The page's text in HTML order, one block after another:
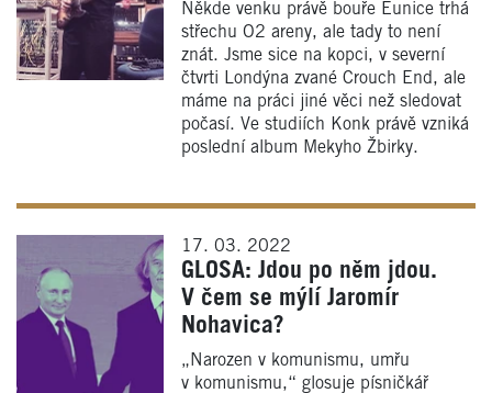
Někde venku právě bouře Eunice trhá
střechu O2 areny, ale tady to není
znát. Jsme sice na kopci, v severní
čtvrti Londýna zvané Crouch End, ale
máme na práci jiné věci než sledovat
počasí. Ve studiích Konk právě vzniká
poslední album Mekyho Žbirky.
17. 03. 2022
GLOSA: Jdou po něm jdou.
V čem se mýlí Jaromír
Nohavica?
„Narozen v komunismu, umřu
v komunismu,“ glosuje písničkář